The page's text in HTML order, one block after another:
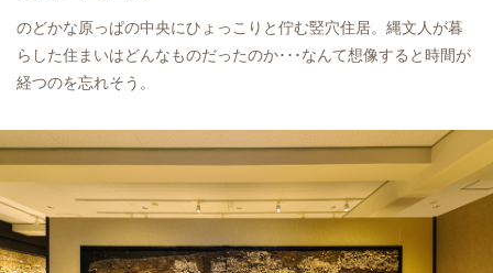
のどかな原っぱの中央にひょっこりと佇む竪穴住居。縄文人が暮
らした住まいはどんなものだったのか･･･なんて想像すると時間が
経つのを忘れそう。